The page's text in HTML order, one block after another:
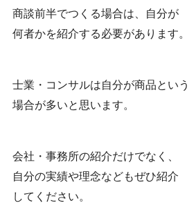
商談前半でつくる場合は、自分が
何者かを紹介する必要があります。
士業・コンサルは自分が商品という
場合が多いと思います。
会社・事務所の紹介だけでなく、
自分の実績や理念などもぜひ紹介
してください。